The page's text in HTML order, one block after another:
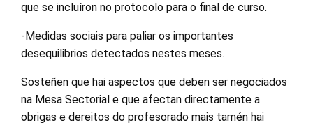
que se incluíron no protocolo para o final de curso.
-Medidas sociais para paliar os importantes
desequilibrios detectados nestes meses.
Sosteñen que hai aspectos que deben ser negociados
na Mesa Sectorial e que afectan directamente a
obrigas e dereitos do profesorado mais tamén hai